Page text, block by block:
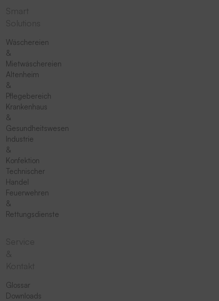
Wäschereien
&
Mietwäschereien
Altenheim
&
Pflegebereich
Krankenhaus
&
Gesundheitswesen
Industrie
&
Konfektion
Technischer
Handel
Feuerwehren
&
Rettungsdienste
Glossar
Downloads